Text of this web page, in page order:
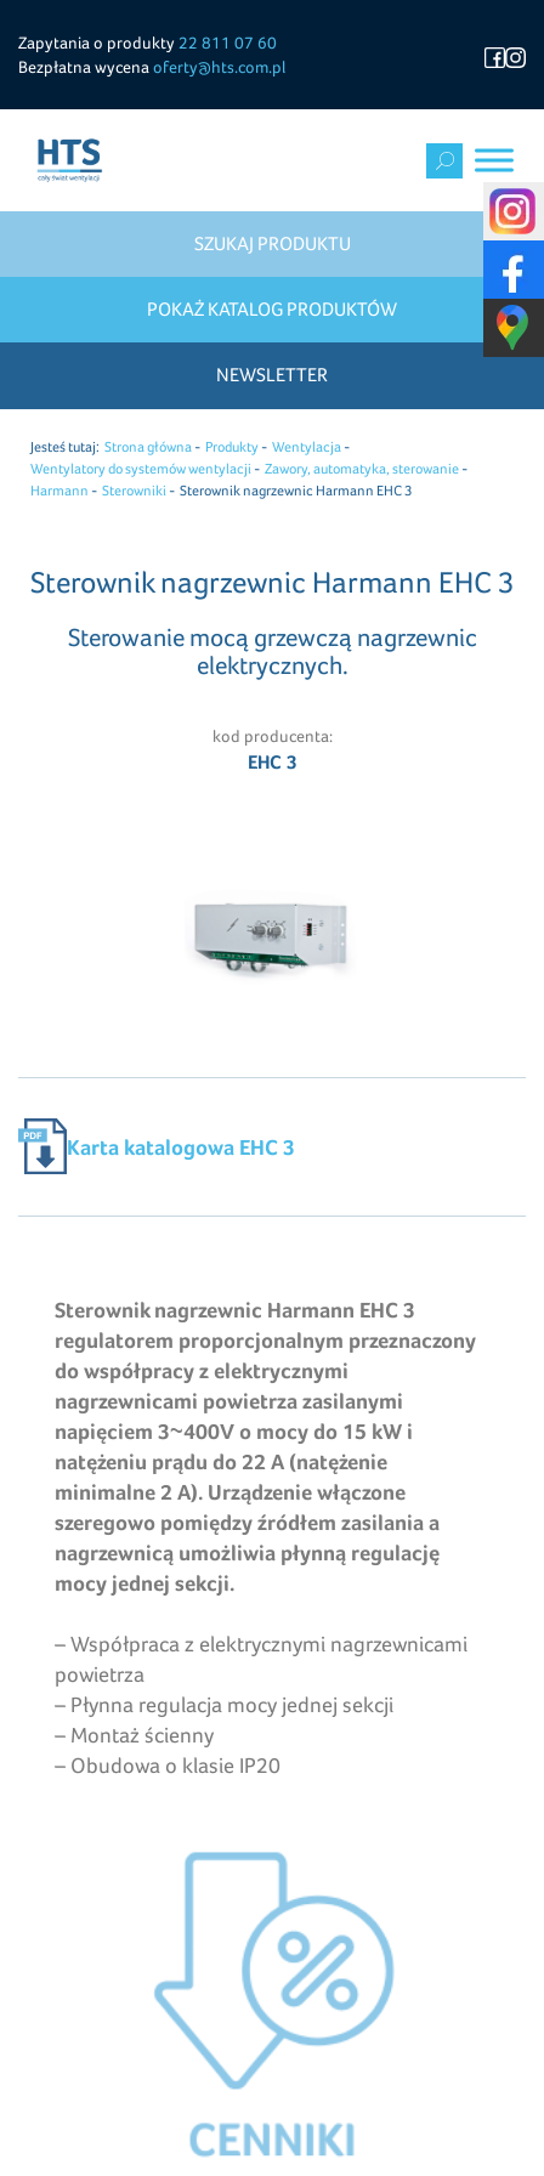
Zapytania o produkty 22 811 07 60
Bezpłatna wycena oferty@hts.com.pl
SZUKAJ PRODUKTU
POKAŻ KATALOG PRODUKTÓW
NEWSLETTER
Jesteś tutaj: Strona główna Produkty
Wentylacja
Wentylatory do systemów wentylacji
Zawory, automatyka, sterowanie
Harmann
Sterowniki Sterownik nagrzewnic Harmann EHC 3
Sterownik nagrzewnic Harmann EHC 3
Sterowanie mocą grzewczą nagrzewnic
elektrycznych.
kod producenta:
EHC 3
Karta katalogowa EHC 3
Sterownik nagrzewnic Harmann EHC 3
regulatorem proporcjonalnym przeznaczony
do współpracy z elektrycznymi
nagrzewnicami powietrza zasilanymi
napięciem 3~400V o mocy do 15 kW i
natężeniu prądu do 22 A (natężenie
minimalne 2 A). Urządzenie włączone
szeregowo pomiędzy źródłem zasilania a
nagrzewnicą umożliwia płynną regulację
mocy jednej sekcji.
– Współpraca z elektrycznymi nagrzewnicami
powietrza
– Płynna regulacja mocy jednej sekcji
– Montaż ścienny
– Obudowa o klasie IP20